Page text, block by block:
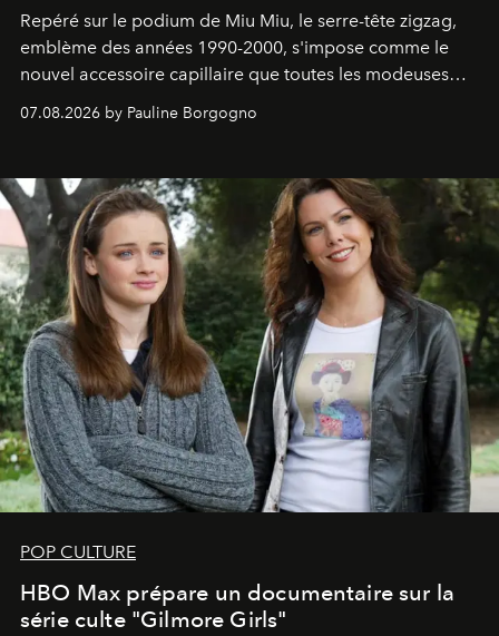
Repéré sur le podium de Miu Miu, le serre-tête zigzag,
emblème des années 1990-2000, s'impose comme le
nouvel accessoire capillaire que toutes les modeuses
07.08.2026 by Pauline Borgogno
POP CULTURE
HBO Max prépare un documentaire sur la
série culte "Gilmore Girls"